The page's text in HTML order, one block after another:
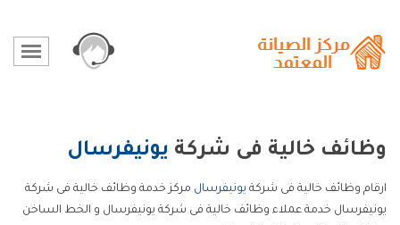
وظائف خالية فى شركة يونيفرسال
ارقام وظائف خالية فى شركة يونيفرسال مركز خدمة وظائف خالية فى شركة
يونيفرسال خدمة عملاء وظائف خالية فى شركة يونيفرسال و الخط الساخن